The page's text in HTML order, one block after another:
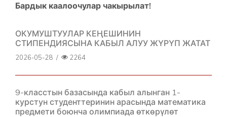
Бардык каалоочулар чакырылат!
ОКУМУШТУУЛАР КЕҢЕШИНИН
СТИПЕНДИЯСЫНА КАБЫЛ АЛУУ ЖҮРҮП ЖАТАТ
2026-05-28 / 2264
9-класстын базасында кабыл алынган 1-
курстун студенттеринин арасында математика
предмети боюнча олимпиада өткөрүлөт